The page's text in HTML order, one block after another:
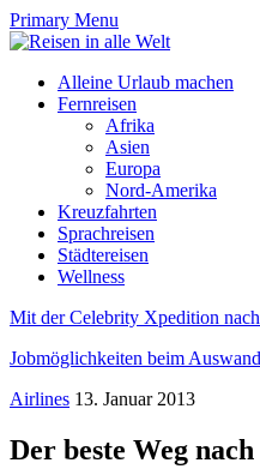
Primary Menu
Alleine Urlaub machen
Fernreisen
Afrika
Asien
Europa
Nord-Amerika
Kreuzfahrten
Sprachreisen
Städtereisen
Wellness
Mit der Celebrity Xpedition
Jobmöglichkeiten beim
Airlines 13. Januar 2013
Der beste Weg